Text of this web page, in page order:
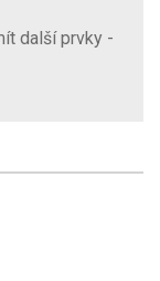
další prvky -